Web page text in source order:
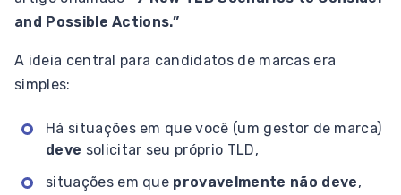
and Possible Actions.”
A ideia central para candidatos de marcas era
simples:
Há situações em que você (um gestor de marca)
deve solicitar seu próprio TLD,
situações em que provavelmente não deve,